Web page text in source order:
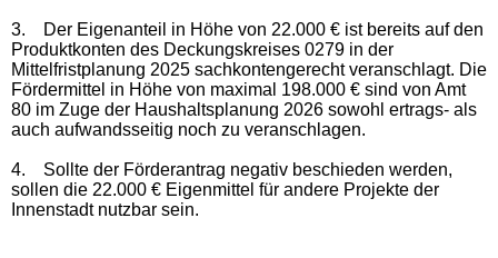
3.
Der Eigenanteil in Höhe von 22.000 € ist bereits auf den
Produktkonten des Deckungskreises 0279 in der
Mittelfristplanung 2025 sachkontengerecht veranschlagt. Die
Fördermittel in Höhe von maximal 198.000 € sind von Amt
80 im Zuge der Haushaltsplanung 2026 sowohl ertrags- als
auch aufwandsseitig noch zu veranschlagen.
4.
Sollte der Förderantrag negativ beschieden werden,
sollen die 22.000 € Eigenmittel für andere Projekte der
Innenstadt nutzbar sein.